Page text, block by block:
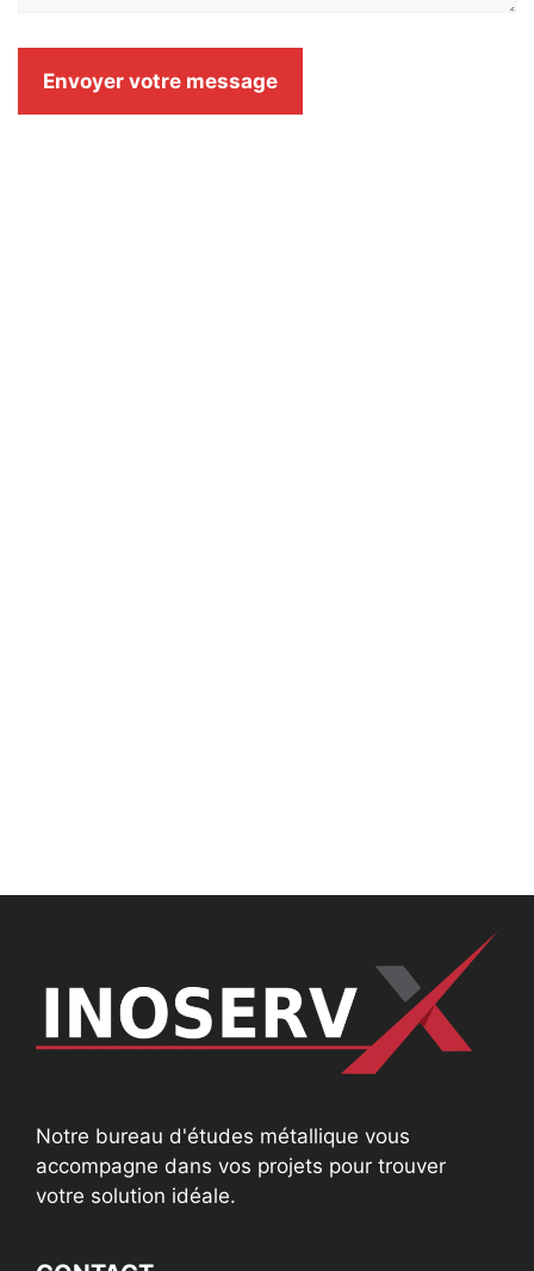
Notre bureau d'études métallique vous
accompagne dans vos projets pour trouver
votre solution idéale.